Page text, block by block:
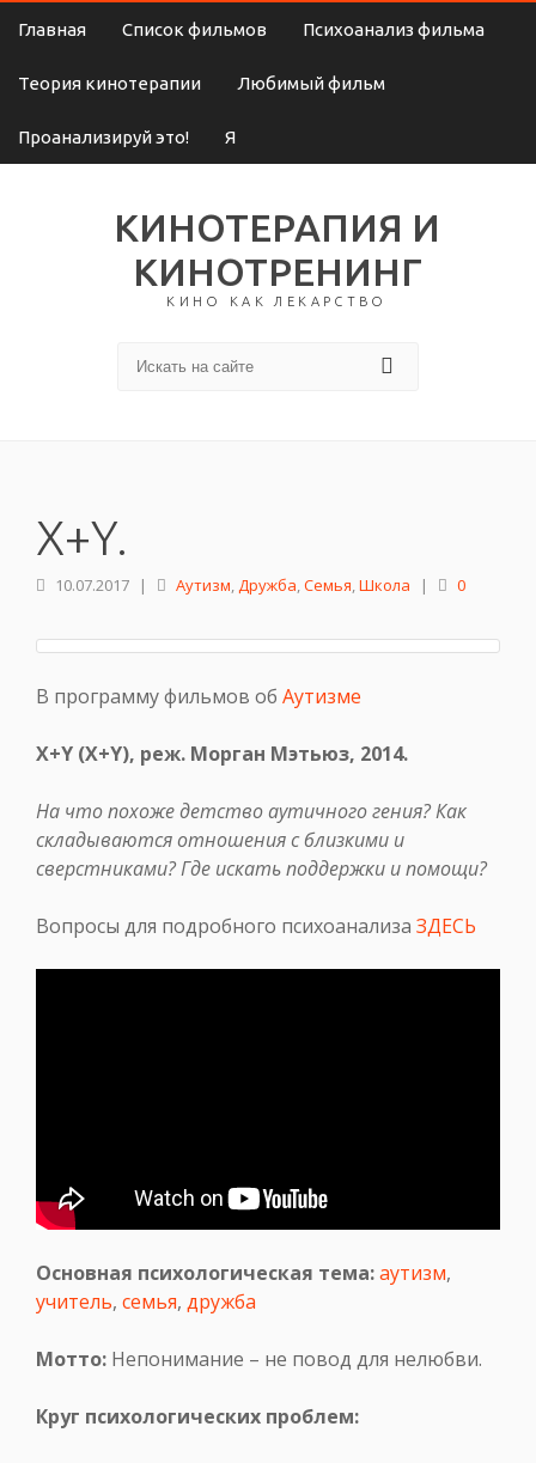
Главная Список фильмов Психоанализ фильма
Теория кинотерапии Любимый фильм
Проанализируй это! Я
КИНОТЕРАПИЯ И
КИНОТРЕНИНГ
КИНО КАК ЛЕКАРСТВО
X+Y.
10.07.2017 | Аутизм,Дружба,Семья,Школа | 0
В программу фильмов об Аутизме
X+Y (X+Y), реж. Морган Мэтьюз, 2014.
На что похоже детство аутичного гения? Как
складываются отношения с близкими и
сверстниками? Где искать поддержки и помощи?
Вопросы для подробного психоанализа ЗДЕСЬ
Основная психологическая тема:аутизм,
учитель, семья, дружба
Мотто: Непонимание – не повод для нелюбви.
Круг психологических проблем: